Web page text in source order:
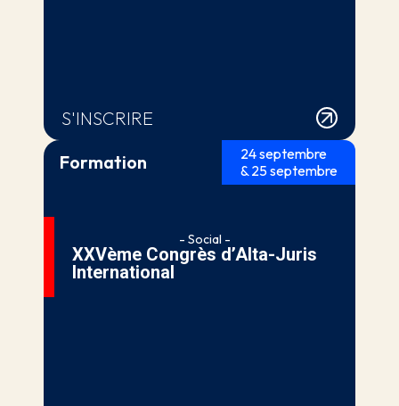
S'INSCRIRE
Formation
24 septembre
& 25 septembre
- Social -
XXVème Congrès d’Alta-Juris
International